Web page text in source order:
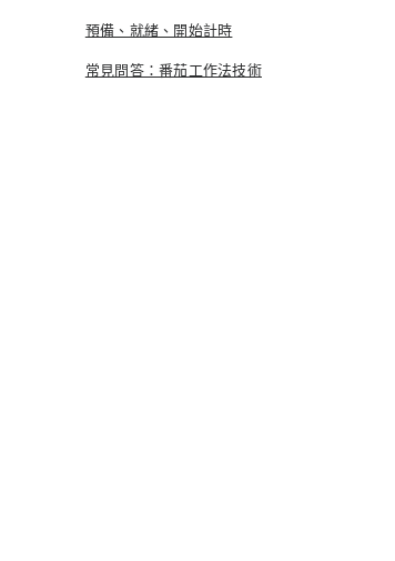
預備、就緒、開始計時
常見問答：番茄工作法技術